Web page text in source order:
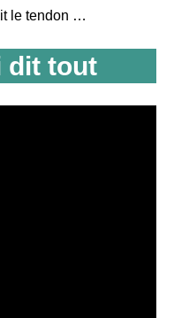
le tendon …
dit tout